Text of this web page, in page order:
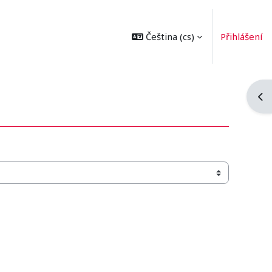
Čeština ‎(cs)‎ Přihlášení